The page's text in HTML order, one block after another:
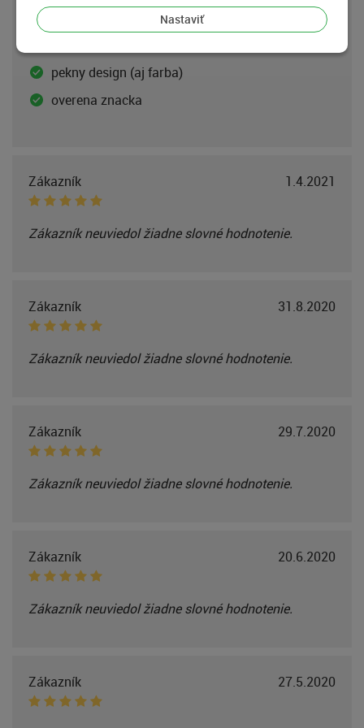
Nastaviť
pekny design (aj farba)
overena znacka
Zákazník 1.4.2021
Zákazník neuviedol žiadne slovné hodnotenie.
Zákazník 31.8.2020
Zákazník neuviedol žiadne slovné hodnotenie.
Zákazník 29.7.2020
Zákazník neuviedol žiadne slovné hodnotenie.
Zákazník 20.6.2020
Zákazník neuviedol žiadne slovné hodnotenie.
Zákazník 27.5.2020